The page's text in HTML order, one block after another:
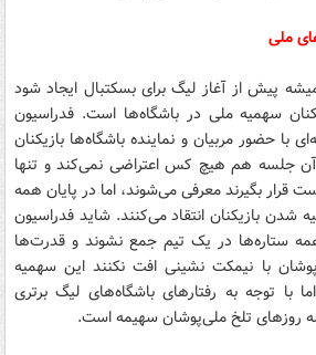
ملی
پیش از آغاز لیگ برای بسکتبال ایجاد شود
سهمیه ملی در باشگاه‌ها است. فدراسیون
حضور مربیان و نماینده باشگاه‌ها بازیکنان
جلسه هم هیچ کس اعتراضی نمی‌کند و تنها
قرار بگیرند معرفی می‌شوند، اما در پایان همه
شدن بازیکنان انتقاد می‌کنند. شاید فدراسیون
ستاره‌ها در یک تیم جمع نشوند و قدرت‌ها
با نیمکت نشینی افت نکنند این سهمیه
با توجه به رفتارهای باشگاه‌های لیگ برتری
روزهای تلخ ملی‌پوشان سهیمه است.